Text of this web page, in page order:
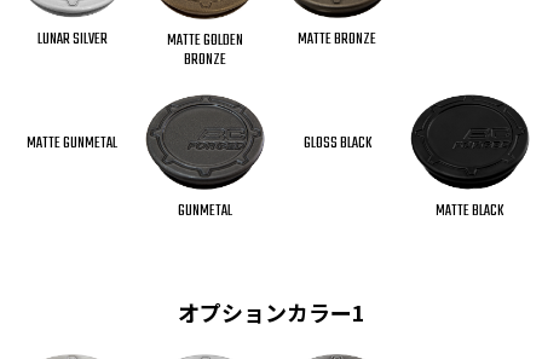
LUNAR SILVER
MATTE GOLDEN
BRONZE
MATTE BRONZE
MATTE GUNMETAL
GUNMETAL
GLOSS BLACK
MATTE BLACK
オプションカラー1